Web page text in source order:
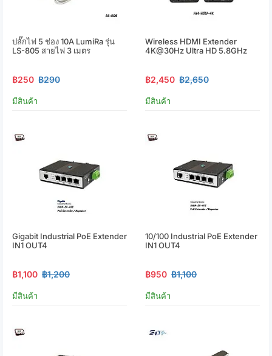
ปลั๊กไฟ 5 ช่อง 10A LumiRa รุ่น
LS-805 สายไฟ 3 เมตร
฿250 ฿290
มีสินค้า
Wireless HDMI Extender
4K@30Hz Ultra HD 5.8GHz
฿2,450 ฿2,650
มีสินค้า
Gigabit Industrial PoE Extender
IN1 OUT4
฿1,100 ฿1,200
มีสินค้า
10/100 Industrial PoE Extender
IN1 OUT4
฿950 ฿1,100
มีสินค้า